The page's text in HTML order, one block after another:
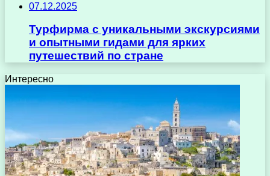
07.12.2025
Турфирма с уникальными экскурсиями
и опытными гидами для ярких
путешествий по стране
Интересно